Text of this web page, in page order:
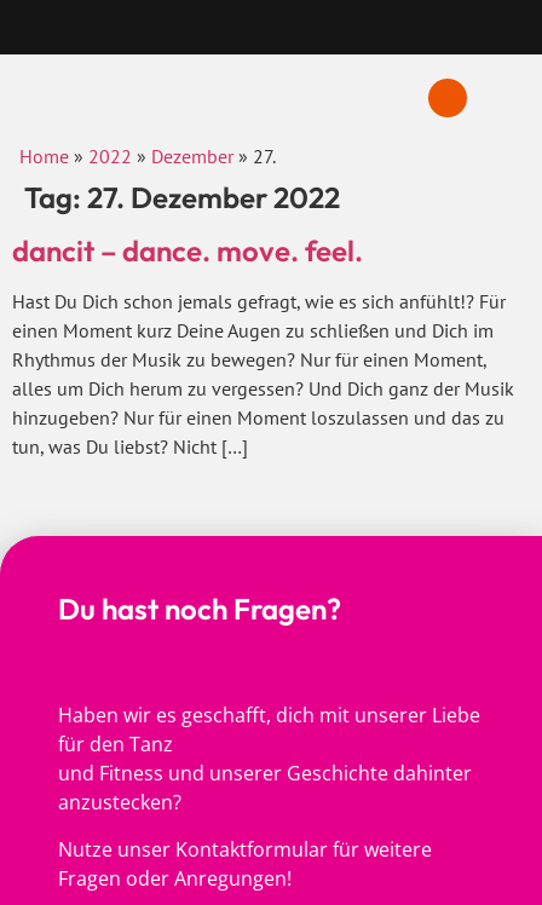
Home » 2022 » Dezember» 27.
Tag: 27. Dezember 2022
dancit – dance. move. feel.
Hast Du Dich schon jemals gefragt, wie es sich anfühlt!? Für
einen Moment kurz Deine Augen zu schließen und Dich im
Rhythmus der Musik zu bewegen? Nur für einen Moment,
alles um Dich herum zu vergessen? Und Dich ganz der Musik
hinzugeben? Nur für einen Moment loszulassen und das zu
tun, was Du liebst? Nicht […]
Du hast noch Fragen?
Haben wir es geschafft, dich mit unserer Liebe
für den Tanz
und Fitness und unserer Geschichte dahinter
anzustecken?
Nutze unser Kontaktformular für weitere
Fragen oder Anregungen!